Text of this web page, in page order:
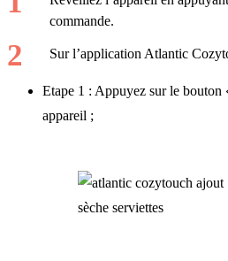
commande.
Sur l’application Atlantic
Etape 1 : Appuyez sur le bouton
appareil ;